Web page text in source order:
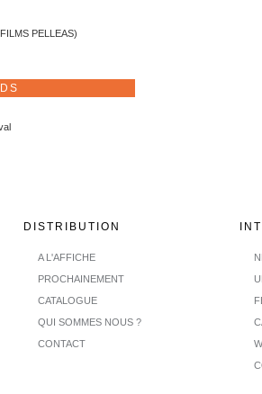
PELLEAS)
DISTRIBUTION
A L'AFFICHE
PROCHAINEMENT
CATALOGUE
QUI SOMMES NOUS ?
CONTACT